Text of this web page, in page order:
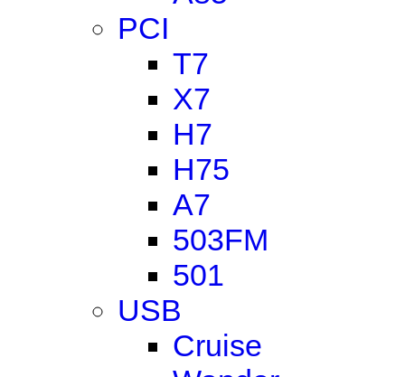
PCI
T7
X7
H7
H75
A7
503FM
501
USB
Cruise